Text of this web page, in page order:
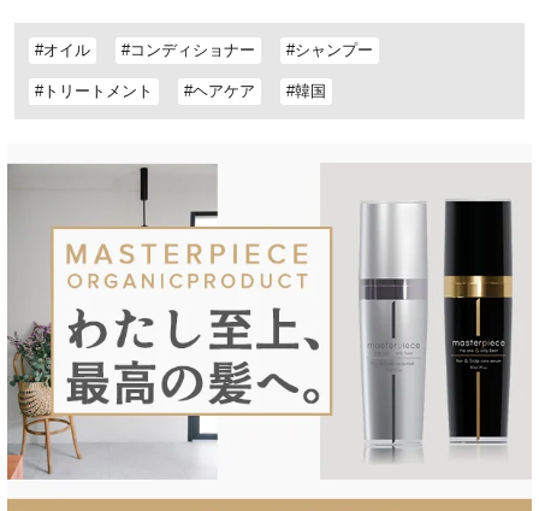
#オイル #コンディショナー #シャンプー
#トリートメント #ヘアケア #韓国